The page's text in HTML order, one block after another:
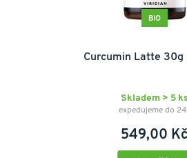
BIO
Curcumin Latte 30g
Skladem > 5 ks
expedujeme do
549,00 Kč